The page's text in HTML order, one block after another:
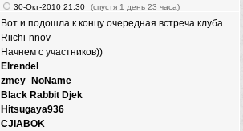
30-Окт-2010 21:30 (спустя 1 день 23 часа)
Вот и подошла к концу очередная встреча клуба
Riichi-nnov
Начнем с участников))
Elrendel
zmey_NoName
Black Rabbit Djek
Hitsugaya936
CJIABOK